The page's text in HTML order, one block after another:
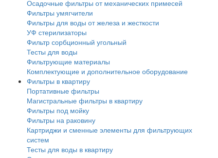
Осадочные фильтры от механических примесей
Фильтры умягчители
Фильтры для воды от железа и жесткости
УФ стерилизаторы
Фильтр сорбционный угольный
Тесты для воды
Фильтрующие материалы
Комплектующие и дополнительное оборудование
Фильтры в квартиру
Портативные фильтры
Магистральные фильтры в квартиру
Фильтры под мойку
Фильтры на раковину
Картриджи и сменные элементы для фильтрующих
систем
Тесты для воды в квартиру